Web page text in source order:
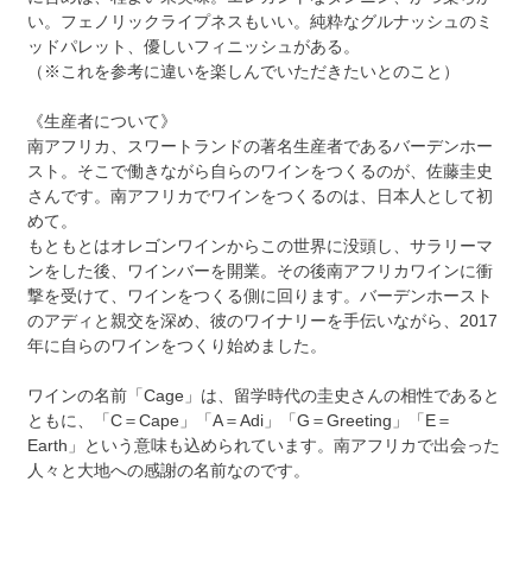
い。フェノリックライプネスもいい。純粋なグルナッシュのミ
ッドパレット、優しいフィニッシュがある。
（※これを参考に違いを楽しんでいただきたいとのこと）
《生産者について》
南アフリカ、スワートランドの著名生産者であるバーデンホー
スト。そこで働きながら自らのワインをつくるのが、佐藤圭史
さんです。南アフリカでワインをつくるのは、日本人として初
めて。
もともとはオレゴンワインからこの世界に没頭し、サラリーマ
ンをした後、ワインバーを開業。その後南アフリカワインに衝
撃を受けて、ワインをつくる側に回ります。バーデンホースト
のアディと親交を深め、彼のワイナリーを手伝いながら、2017
年に自らのワインをつくり始めました。
ワインの名前「Cage」は、留学時代の圭史さんの相性であると
ともに、「C＝Cape」「A＝Adi」「G＝Greeting」「E＝
Earth」という意味も込められています。南アフリカで出会った
人々と大地への感謝の名前なのです。